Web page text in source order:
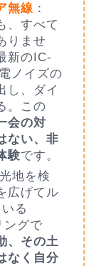
無線 ：
、すべて
りませ
新のIC-
ノイズの
し、ダイ
。この
会の対
ない、非
験です。
地を検
広げてル
る
ングで
、その土
なく自分